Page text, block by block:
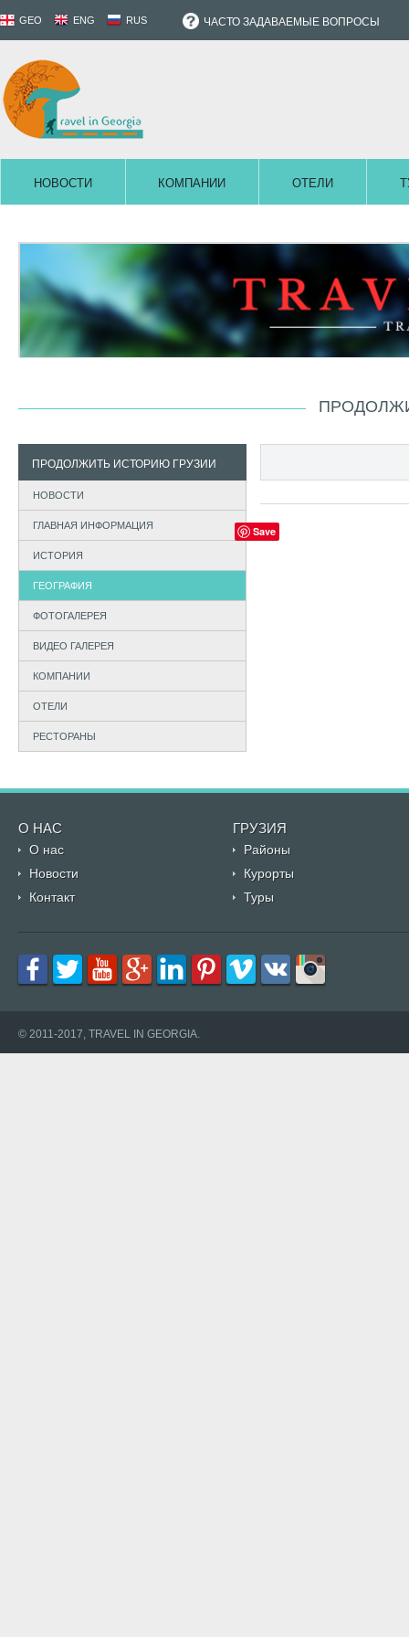
GEO ENG RUS ЧАСТО ЗАДАВАЕМЫЕ ВОПРОСЫ
НОВОСТИ КОМПАНИИ ОТЕЛИ
ПРОДОЛЖИТЬ ИСТОРИЮ ГРУЗИИ
НОВОСТИ
ГЛАВНАЯ ИНФОРМАЦИЯ
ИСТОРИЯ
ГЕОГРАФИЯ
ФОТОГАЛЕРЕЯ
ВИДЕО ГАЛЕРЕЯ
КОМПАНИИ
ОТЕЛИ
РЕСТОРАНЫ
Save
О НАС ГРУЗИЯ
О нас
Районы
Новости
Курорты
Контакт
Туры
© 2011-2017, TRAVEL IN GEORGIA.